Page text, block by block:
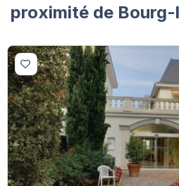
proximité de Bourg-